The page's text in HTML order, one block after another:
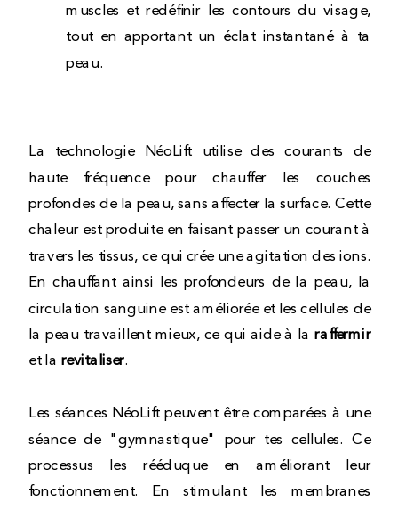
muscles et redéfinir les contours du visage,
tout en apportant un éclat instantané à ta
peau.
La technologie NéoLift utilise des courants de
haute fréquence pour chauffer les couches
profondes de la peau, sans affecter la surface. Cette
chaleur est produite en faisant passer un courant à
travers les tissus, ce qui crée une agitation des ions.
En chauffant ainsi les profondeurs de la peau, la
circulation sanguine est améliorée et les cellules de
la peau travaillent mieux, ce qui aide à laraffermir
et la revitaliser.
Les séances NéoLift peuvent être comparées à une
séance de "gymnastique" pour tes cellules. Ce
processus les rééduque en améliorant leur
fonctionnement. En stimulant les membranes